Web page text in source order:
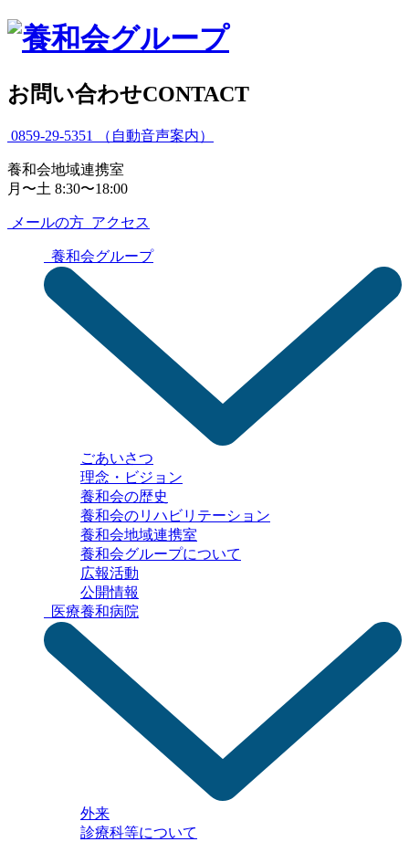
お問い合わせCONTACT
0859-29-5351 （自動音声案内）
養和会地域連携室
月〜土 8:30〜18:00
メールの方 アクセス
養和会グループ
ごあいさつ
理念・ビジョン
養和会の歴史
養和会のリハビリテーション
養和会地域連携室
養和会グループについて
広報活動
公開情報
医療養和病院
外来
診療科等について